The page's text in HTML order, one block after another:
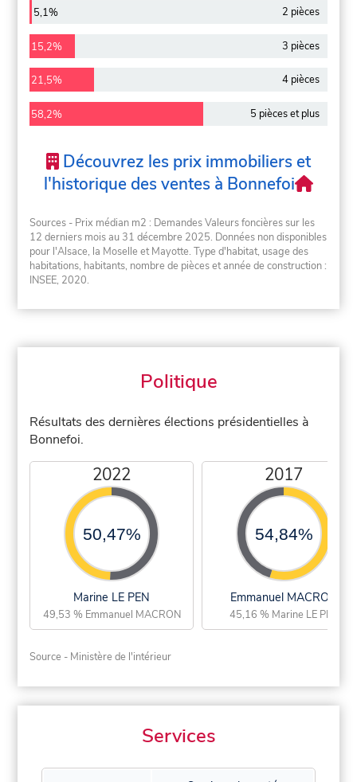
5,1% 2 pièces
15,2% 3 pièces
21,5% 4 pièces
58,2% 5 pièces et plus
Découvrez les prix immobiliers et
l'historique des ventes à Bonnefoi
Sources - Prix médian m2 : Demandes Valeurs foncières sur les
12 derniers mois au 31 décembre 2025. Données non disponibles
pour l'Alsace, la Moselle et Mayotte. Type d'habitat, usage des
habitations, habitants, nombre de pièces et année de construction :
INSEE, 2020.
Politique
Résultats des dernières élections présidentielles à
Bonnefoi.
2022
50,47%
Marine LE PEN
49,53 % Emmanuel MACRON
2017
54,84%
Emmanuel MACRON
45,16 % Marine LE PEN
Source - Ministère de l'intérieur
Services